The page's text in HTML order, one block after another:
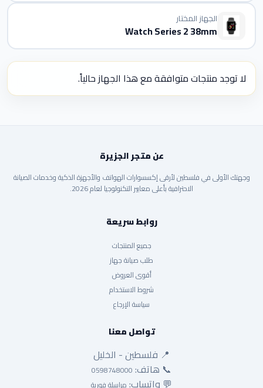
الجهاز المختار
Watch Series 2 38mm
لا توجد منتجات متوافقة مع هذا الجهاز حالياً.
عن متجر الجزيرة
وجهتك الأولى في فلسطين لأرقى إكسسوارات الهواتف والأجهزة الذكية وخدمات الصيانة
الاحترافية بأعلى معايير التكنولوجيا لعام 2026.
روابط سريعة
جميع المنتجات
طلب صيانة جهاز
أقوى العروض
شروط الاستخدام
سياسة الإرجاع
تواصل معنا
📍 فلسطين - الخليل
📞 هاتف: 0598748000
💬 واتساب: مراسلة فورية